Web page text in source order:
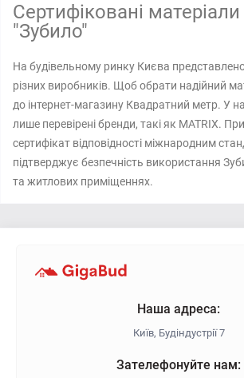
Сертифіковані матеріали
"Зубило"
На будівельному ринку Києва представлено
різних виробників. Щоб обрати надійний
до інтернет-магазину Квадратний метр. У
лише перевірені бренди, такі як MATRIX.
сертифікат відповідності міжнародним
підтверджує безпечність використання
та житлових приміщеннях.
Наша адреса:
Київ, Будіндустрії 7
Зателефонуйте нам: